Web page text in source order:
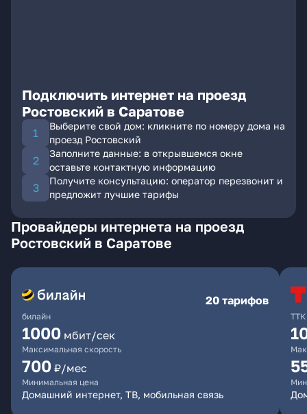
Подключить интернет на проезд
Ростовский в Саратове
Выберите свой дом: кликните по номеру дома на
проезд Ростовский
Заполните данные: в открывшемся окне
оставьте контактную информацию
Получите консультацию: оператор перезвонит и
предложит лучшие тарифы
Провайдеры интернета на проезд
Ростовский в Саратове
билайн
20 тарифов
1000 мбит/сек
Максимальная скорость
700 ₽/мес
Минимальная цена
Домашний интернет, ТВ, мобильная связь
ТТК